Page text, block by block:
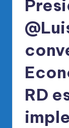
R
M
RD